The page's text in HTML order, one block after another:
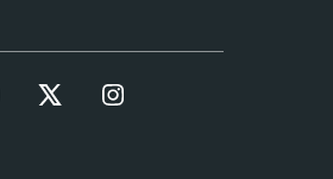
YouTube Twitter